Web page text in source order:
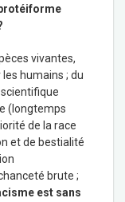
vivantes,
humains ; du
(longtemps
de la race
et de bestialité
brute ;
est sans